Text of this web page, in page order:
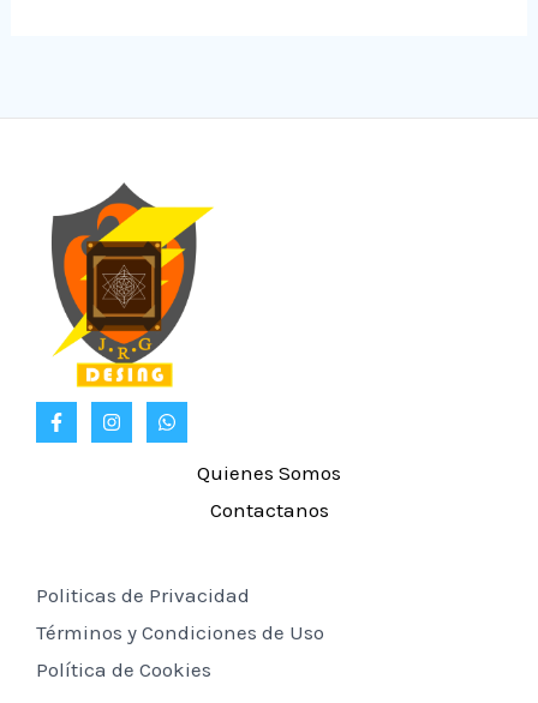
Quienes Somos
Contactanos
Politicas de Privacidad
Términos y Condiciones de Uso
Política de Cookies